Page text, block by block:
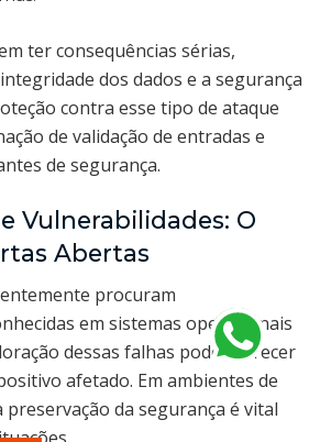
ter consequências sérias,
dos dados e a segurança
contra esse tipo de ataque
de validação de entradas e
de segurança.
Vulnerabilidades: O
Abertas
procuram
em sistemas operacionais
dessas falhas pode oferecer
afetado. Em ambientes de
da segurança é vital